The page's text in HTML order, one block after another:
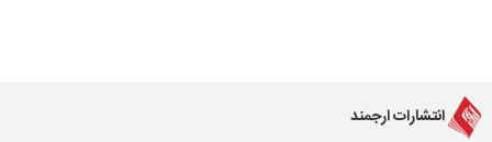
انتشارات ارجمند